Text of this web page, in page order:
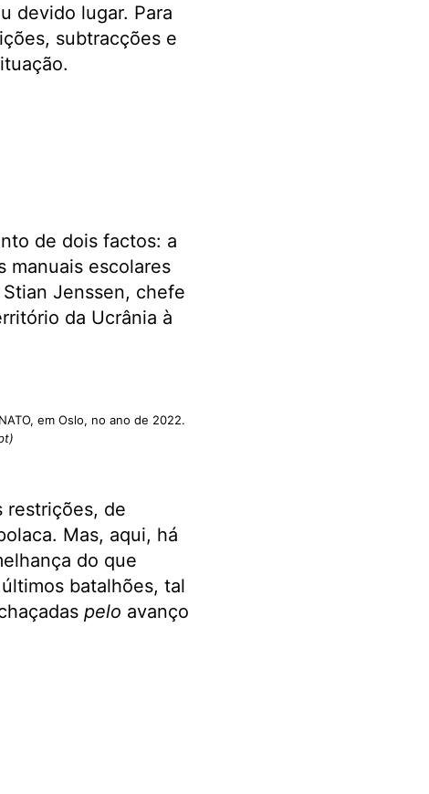
devido lugar. Para
subtracções e
de dois factos: a
manuais escolares
Jenssen, chefe
da Ucrânia à
em Oslo, no ano de 2022.
restrições, de
Mas, aqui, há
do que
batalhões, tal
pelo avanço